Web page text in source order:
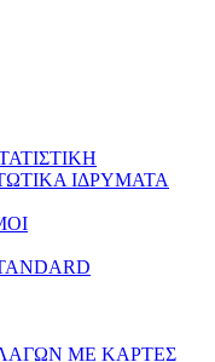
ΙΔΡΥΜΑΤΑ
ΜΕ ΚΑΡΤΕΣ